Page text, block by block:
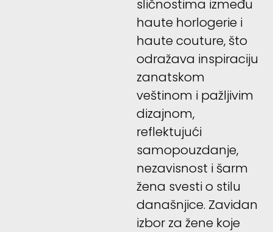
sličnostima između
haute horlogerie i
haute couture, što
odražava inspiraciju
zanatskom
veštinom i pažljivim
dizajnom,
reflektujući
samopouzdanje,
nezavisnost i šarm
žena svesti o stilu
današnjice. Zavidan
izbor za žene koje